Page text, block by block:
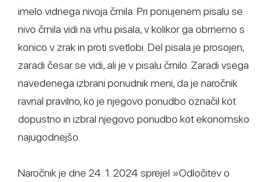
imelo vidnega nivoja črnila. Pri ponujenem pisalu se
nivo črnila vidi na vrhu pisala, v kolikor ga obrnemo s
konico v zrak in proti svetlobi. Del pisala je prosojen,
zaradi česar se vidi, ali je v pisalu črnilo. Zaradi vsega
navedenega izbrani ponudnik meni, da je naročnik
ravnal pravilno, ko je njegovo ponudbo označil kot
dopustno in izbral njegovo ponudbo kot ekonomsko
najugodnejšo.
Naročnik je dne 24. 1. 2024 sprejel »Odločitev o